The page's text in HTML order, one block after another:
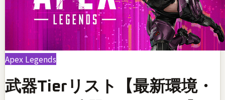
Apex Legends
武器Tierリスト【最新環境・